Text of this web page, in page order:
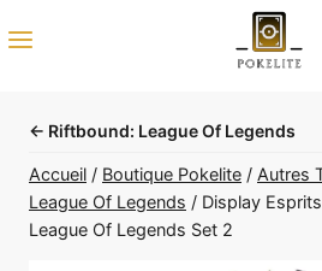
← Riftbound: League Of Legends
Accueil / Boutique Pokelite / Autres
League Of Legends / Display
League Of Legends Set 2